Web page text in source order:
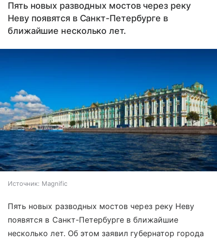
Пять новых разводных мостов через реку
Неву появятся в Санкт-Петербурге в
ближайшие несколько лет.
Источник: Magnific
Пять новых разводных мостов через реку Неву
появятся в Санкт-Петербурге в ближайшие
несколько лет. Об этом заявил губернатор города